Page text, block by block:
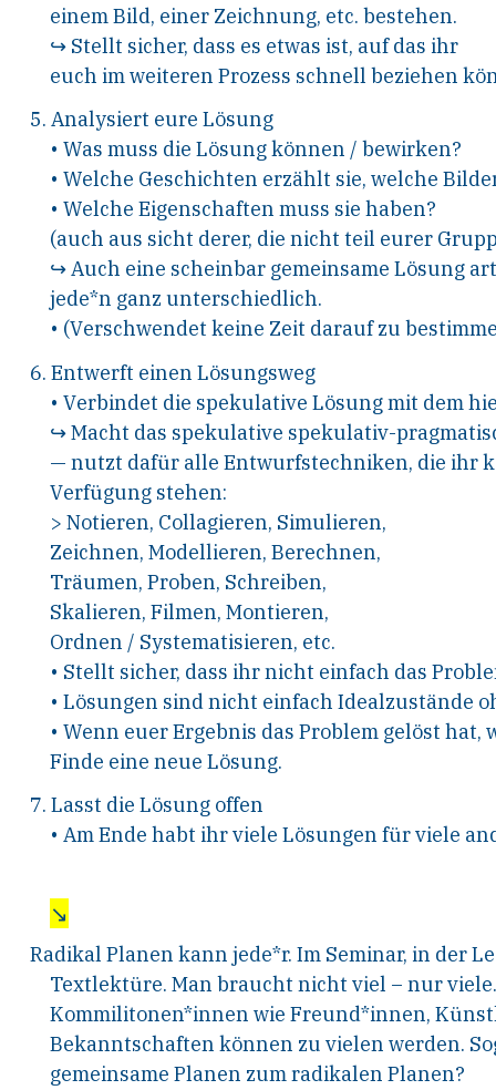
einemBild, einer Zeichnung, etc. bestehen.
↪ Stellt sicher, dass es etwas ist, auf das ihr
euch im weiteren Prozess schnell beziehen
5. Analysiert eure Lösung
• Was muss die Lösung können / bewirken?
• Welche Geschichten erzählt sie, welche B
• Welche Eigenschaften muss sie haben?
(auch aus sicht derer, die nicht teil eurer
↪Auch eine scheinbar gemeinsame Lösung
jede*n ganz unterschiedlich.
• (Verschwendet keine Zeit darauf zu
6. Entwerft einen Lösungsweg
• Verbindet die spekulative Lösung mit demh
↪Macht das spekulative spekulativ-
— nutzt dafür alle Entwurfstechniken, die ihr
Verfügung stehen:
> Notieren, Collagieren, Simulieren,
Zeichnen, Modellieren, Berechnen,
Träumen, Proben, Schreiben,
Skalieren, Filmen, Montieren,
Ordnen / Systematisieren, etc.
• Stellt sicher, dass ihr nicht einfach das
• Lösungen sind nicht einfach Idealzustände
• Wenn euerErgebnis das Problem gelöst hat,
Finde eine neue Lösung.
7. Lasst die Lösung offen
• Am Ende habt ihr viele Lösungen für viele
↘
Radikal Planen kann jede*r. Im Seminar, in der
Textlektüre. Man braucht nicht viel – nur
Kommilitonen*innen wie Freund*innen,
Bekanntschaften können zu vielen werden.
gemeinsame Planen zum radikalen Planen?